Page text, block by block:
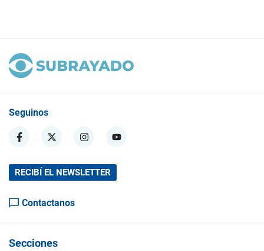
Seguinos
RECIBÍ EL NEWSLETTER
Contactanos
Secciones